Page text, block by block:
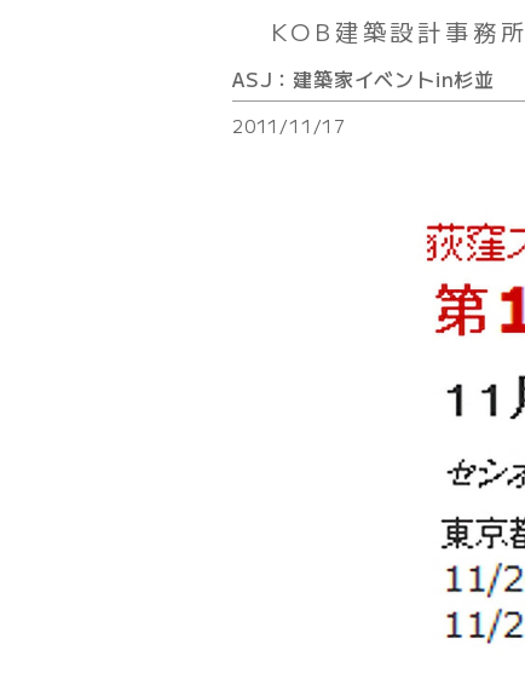
KOB建築設計事務所
ASJ：建築家イベントin杉並
2011/11/17